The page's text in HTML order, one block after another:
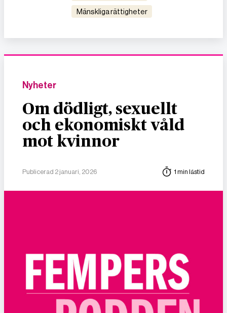
mänskliga rättigheter
Nyheter
Om dödligt, sexuellt
och ekonomiskt våld
mot kvinnor
Publicerad 2 januari, 2026 1 min lästid